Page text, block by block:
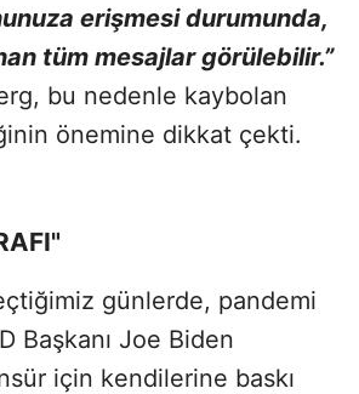
erişmesi durumunda,
tüm mesajlar görülebilir.”
bu nedenle kaybolan
önemine dikkat çekti.
günlerde, pandemi
Başkanı Joe Biden
için kendilerine baskı